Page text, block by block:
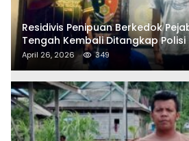
Residivis Penipuan Berkedok
Tengah Kembali Ditangkap Polisi
April 26, 2026 349